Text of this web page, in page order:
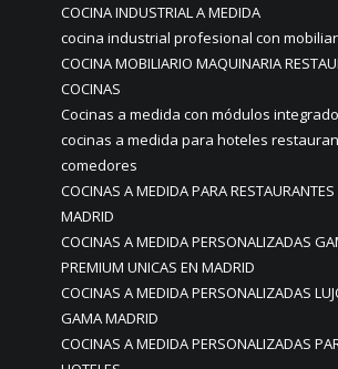
COCINA INDUSTRIAL A MEDIDA
cocina industrial profesional con
COCINA MOBILIARIO MAQUINARIA
COCINAS
Cocinas a medida con módulos
cocinas a medida para hoteles
comedores
COCINAS A MEDIDA PARA
MADRID
COCINAS A MEDIDA PERSONALIZADAS
PREMIUM UNICAS EN MADRID
COCINAS A MEDIDA PERSONALIZADAS
GAMA MADRID
COCINAS A MEDIDA PERSONALIZADAS